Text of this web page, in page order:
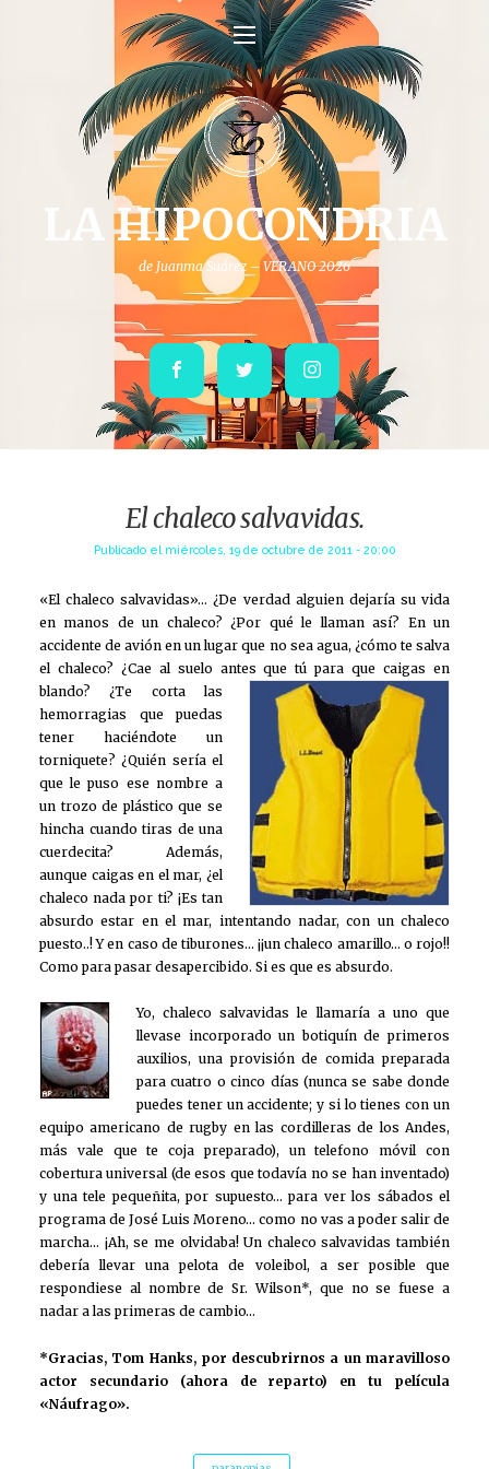
LA HIPOCONDRIA
de Juanma Suárez – VERANO 2026
Facebook Twitter Instagram
El chaleco salvavidas.
Publicado el miércoles, 19 de octubre de 2011 - 20:00
«El chaleco salvavidas»… ¿De verdad alguien dejaría su vida
en manos de un chaleco? ¿Por qué le llaman así? En un
accidente de avión en un lugar que no sea agua, ¿cómo te salva
el chaleco? ¿Cae al suelo antes que tú para que caigas en
blando? ¿Te corta las
hemorragias que puedas
tener haciéndote un
torniquete? ¿Quién sería el
que le puso ese nombre a
un trozo de plástico que se
hincha cuando tiras de una
cuerdecita? Además,
aunque caigas en el mar, ¿el
chaleco nada por ti? ¡Es tan
absurdo estar en el mar, intentando nadar, con un chaleco
puesto..! Y en caso de tiburones… ¡¡un chaleco amarillo… o rojo!!
Como para pasar desapercibido. Si es que es absurdo.
Yo, chaleco salvavidas le llamaría a uno que
llevase incorporado un botiquín de primeros
auxilios, una provisión de comida preparada
para cuatro o cinco días (nunca se sabe donde
puedes tener un accidente; y si lo tienes con un
equipo americano de rugby en las cordilleras de los Andes,
más vale que te coja preparado), un telefono móvil con
cobertura universal (de esos que todavía no se han inventado)
y una tele pequeñita, por supuesto… para ver los sábados el
programa de José Luis Moreno… como no vas a poder salir de
marcha… ¡Ah, se me olvidaba! Un chaleco salvavidas también
debería llevar una pelota de voleibol, a ser posible que
respondiese al nombre de Sr. Wilson*, que no se fuese a
nadar a las primeras de cambio…
*Gracias, Tom Hanks, por descubrirnos a un maravilloso
actor secundario (ahora de reparto) en tu película
«Náufrago».